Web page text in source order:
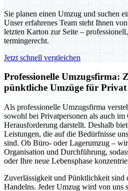
Sie planen einen Umzug und suchen
Unser erfahrenes Team steht Ihnen
letzten Karton zur Seite –
termingerecht.
Jetzt schnell vergleichen
Professionelle Umzugsfirma:
pünktliche Umzüge für Privat
Als professionelle Umzugsfirma
sowohl bei Privatpersonen als auch im
Herausforderung darstellt. Deshalb
Leistungen, die auf die Bedürfnisse
sind. Ob Büro- oder Lagerumzug –
Organisation und Durchführung,
oder Ihre neue Lebensphase
Zuverlässigkeit und Pünktlichkeit sind
Handelns. Jeder Umzug wird von uns